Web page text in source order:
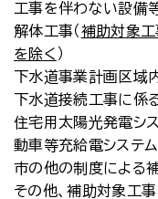
工事を伴わない設備
解体工事（ 補助対象
を除く ）
下水道事業計画区域
下水道接続工事に係
住宅用太陽光発電シ
動車等充給電システ
市の他の制度による
その他、補助対象工